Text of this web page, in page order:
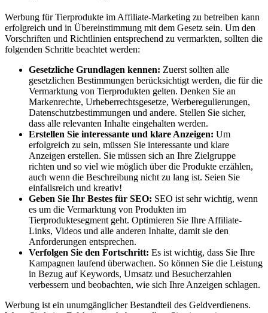
Werbung für ‌Tierprodukte im Affiliate-Marketing zu betreiben kann
erfolgreich und ⁤in Übereinstimmung mit dem⁢ Gesetz sein.⁣ Um den
Vorschriften und Richtlinien entsprechend ‌zu vermarkten, sollten die
folgenden Schritte beachtet werden:
Gesetzliche ⁣Grundlagen kennen: Zuerst sollten alle
gesetzlichen Bestimmungen ⁣berücksichtigt werden,‌ die für die
Vermarktung ⁣von Tierprodukten gelten. Denken‍ Sie an
Markenrechte, Urheberrechtsgesetze, Werberegulierungen,
Datenschutzbestimmungen und andere. Stellen Sie⁣ sicher,
dass alle⁢ relevanten Inhalte eingehalten werden.
Erstellen Sie interessante und ⁢klare Anzeigen: Um​
erfolgreich zu sein,⁤ müssen Sie⁤ interessante​ und klare
Anzeigen erstellen. Sie müssen sich an Ihre Zielgruppe
richten und so viel⁤ wie ‍möglich über​ die Produkte erzählen,
auch wenn die Beschreibung nicht‍ zu lang ist. Seien Sie‌
einfallsreich und kreativ!
Geben Sie ⁢Ihr ‌Bestes für ⁤SEO: SEO ⁢ist sehr ‌wichtig,⁢ wenn⁤
es um die ⁤Vermarktung von Produkten im
Tierproduktesegment ⁣geht. Optimieren ⁤Sie Ihre Affiliate-
Links, Videos und alle anderen Inhalte, damit sie ‍den
Anforderungen ‍entsprechen.
Verfolgen Sie den ‍Fortschritt: Es ist wichtig,​ dass Sie​ Ihre⁣
Kampagnen laufend überwachen. ‍So können Sie‍ die Leistung
‌in Bezug auf ‌Keywords, Umsatz und Besucherzahlen
verbessern ⁤und beobachten, wie ‍sich ‌Ihre Anzeigen​ schlagen.
Werbung ist‍ ein unumgänglicher Bestandteil des ​Geldverdienens.